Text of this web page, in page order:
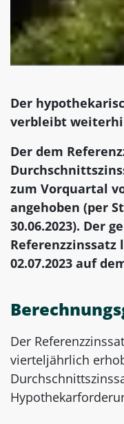
Der
verbleibt
Der dem
zum Vorquartal
angehoben (per
30.06.2023). Der
02.07.2023 auf
Der
vierteljährlich